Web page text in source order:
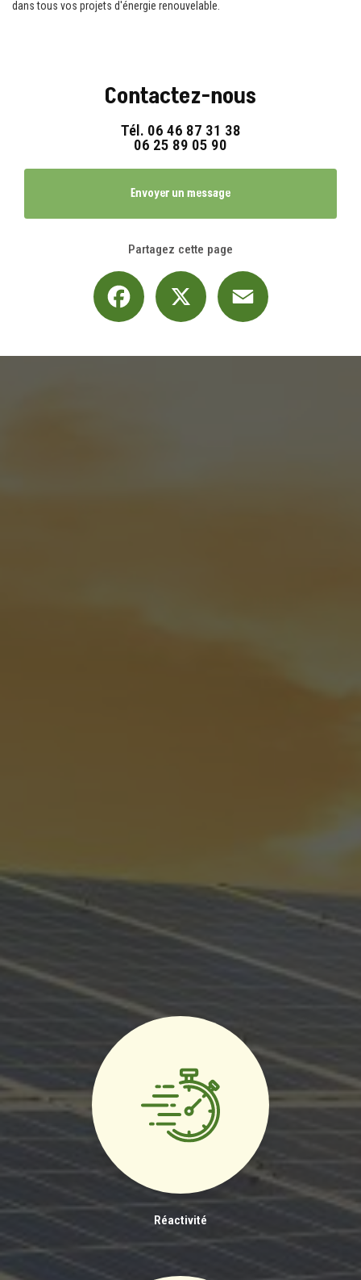
dans tous vos projets d'énergie renouvelable.
Contactez-nous
Tél. 06 46 87 31 38
06 25 89 05 90
Envoyer un message
Partagez cette page
Facebook
Réactivité